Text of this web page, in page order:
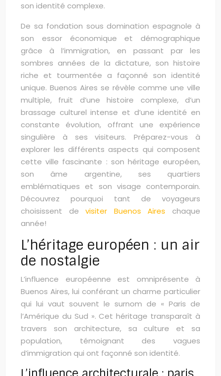
son identité complexe.
De sa fondation sous domination espagnole à
son essor économique et démographique
grâce à l’immigration, en passant par les
sombres années de la dictature, son histoire
riche et tourmentée a façonné son identité
unique. Buenos Aires se révèle comme une ville
multiple, fruit d’une histoire complexe, d’un
brassage culturel intense et d’une identité en
constante évolution, offrant une expérience
singulière à ses visiteurs. Préparez-vous à
explorer les différents aspects qui composent
cette ville fascinante : son héritage européen,
son âme argentine, ses quartiers
emblématiques et son visage contemporain.
Découvrez pourquoi tant de voyageurs
choisissent devisiter Buenos Aires chaque
année!
L’héritage européen : un air
de nostalgie
L’influence européenne est omniprésente à
Buenos Aires, lui conférant un charme particulier
qui lui vaut souvent le surnom de « Paris de
l’Amérique du Sud ». Cet héritage transparaît à
travers son architecture, sa culture et sa
population, témoignant des vagues
d’immigration qui ont façonné son identité.